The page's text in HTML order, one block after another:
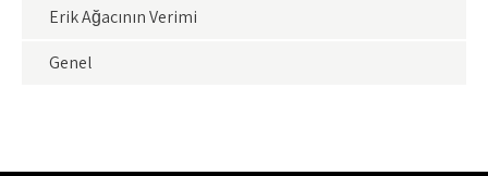
Erik Ağacının Verimi
Genel